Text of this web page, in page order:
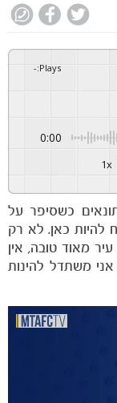
Plays
:
-
0:00
1x
כשסיפר על
להיות כאן. לא רק
מאוד טובה, אין
משתדל להינות